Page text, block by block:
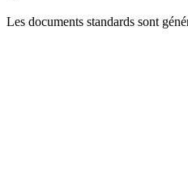
Les documents standards sont